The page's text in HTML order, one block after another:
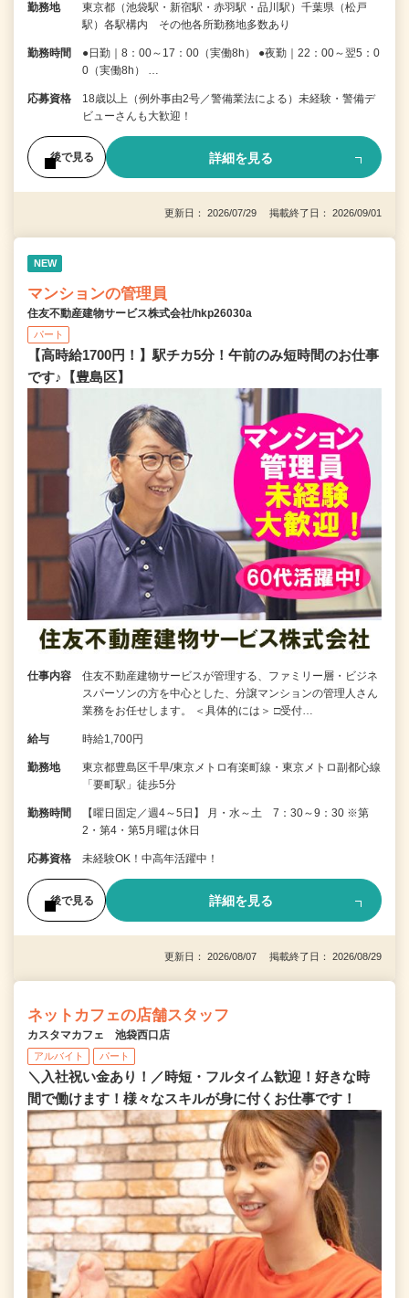
勤務地
東京都（池袋駅・新宿駅・赤羽駅・品川駅）千葉県（松戸
駅）各駅構内 その他各所勤務地多数あり
勤務時間
●日勤｜8：00～17：00（実働8h） ●夜勤｜22：00～翌5：0
0（実働8h） …
応募資格
18歳以上（例外事由2号／警備業法による）未経験・警備デ
ビューさんも大歓迎！
後で見る 詳細を見る
更新日： 2026/07/29 掲載終了日： 2026/09/01
NEW
マンションの管理員
住友不動産建物サービス株式会社/hkp26030a
パート
【高時給1700円！】駅チカ5分！午前のみ短時間のお仕事
です♪【豊島区】
仕事内容
住友不動産建物サービスが管理する、ファミリー層・ビジネ
スパーソンの方を中心とした、分譲マンションの管理人さん
業務をお任せします。 ＜具体的には＞ □受付…
給与 時給1,700円
勤務地
東京都豊島区千早/東京メトロ有楽町線・東京メトロ副都心線
「要町駅」徒歩5分
勤務時間
【曜日固定／週4～5日】 月・水～土 7：30～9：30 ※第
2・第4・第5月曜は休日
応募資格 未経験OK！中高年活躍中！
後で見る 詳細を見る
更新日： 2026/08/07 掲載終了日： 2026/08/29
ネットカフェの店舗スタッフ
カスタマカフェ 池袋西口店
アルバイト パート
＼入社祝い金あり！／時短・フルタイム歓迎！好きな時
間で働けます！様々なスキルが身に付くお仕事です！